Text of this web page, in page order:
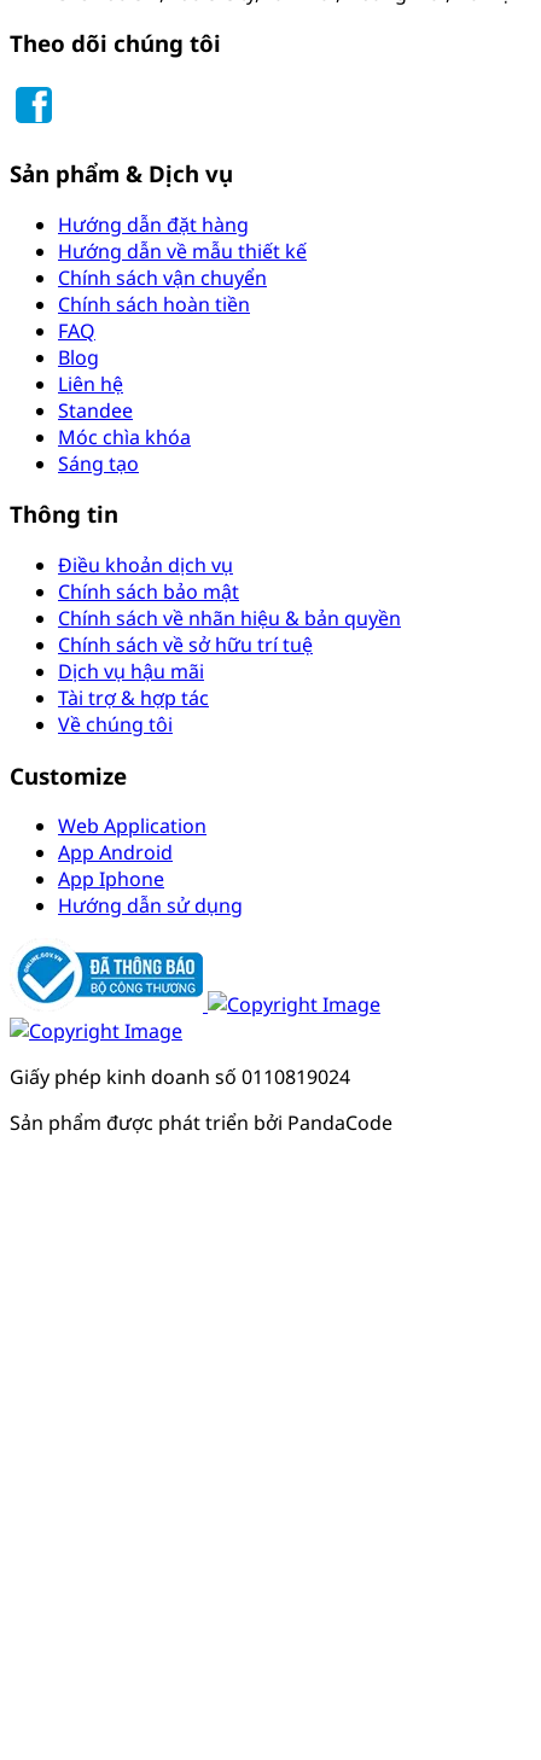
Theo dõi chúng tôi
Sản phẩm & Dịch vụ
Hướng dẫn đặt hàng
Hướng dẫn về mẫu thiết kế
Chính sách vận chuyển
Chính sách hoàn tiền
FAQ
Blog
Liên hệ
Standee
Móc chìa khóa
Sáng tạo
Thông tin
Điều khoản dịch vụ
Chính sách bảo mật
Chính sách về nhãn hiệu & bản quyền
Chính sách về sở hữu trí tuệ
Dịch vụ hậu mãi
Tài trợ & hợp tác
Về chúng tôi
Customize
Web Application
App Android
App Iphone
Hướng dẫn sử dụng
Giấy phép kinh doanh số 0110819024
Sản phẩm được phát triển bởi PandaCode